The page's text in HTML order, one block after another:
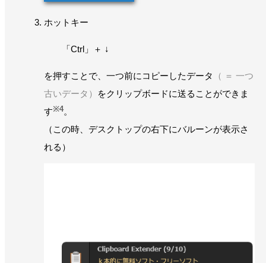
ホットキー
「Ctrl」＋ ↓
を押すことで、一つ前にコピーしたデータ
（ ＝ 一つ
古いデータ）
をクリップボードに送ることができま
す※4。
（この時、デスクトップの右下にバルーンが表示さ
れる）